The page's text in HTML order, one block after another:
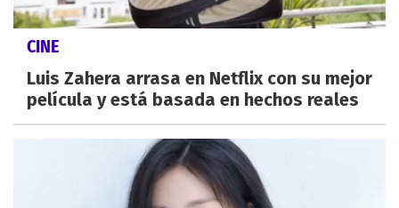
CINE
Luis Zahera arrasa en Netflix con su mejor
película y está basada en hechos reales